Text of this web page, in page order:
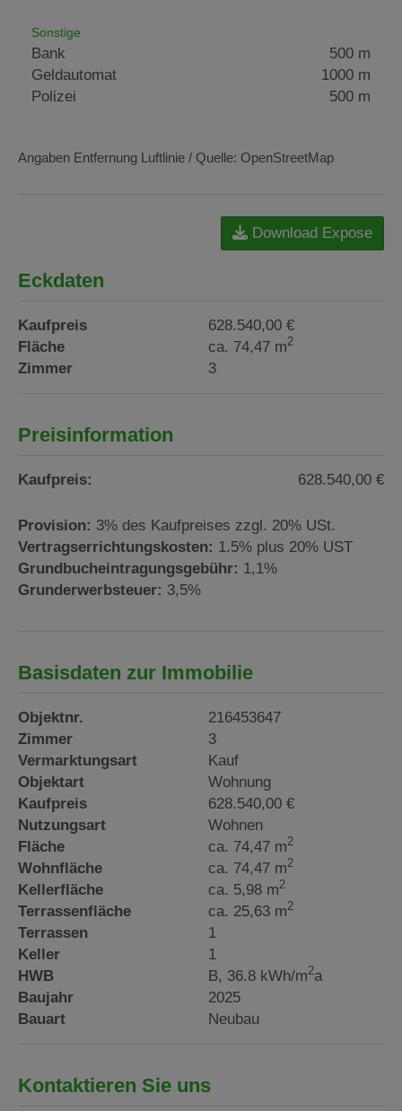
Sonstige
Bank
500 m
Geldautomat
1000 m
Polizei
500 m
Angaben Entfernung Luftlinie / Quelle: OpenStreetMap
Download Expose
Eckdaten
Kaufpreis
628.540,00 €
Fläche
ca. 74,47 m2
Zimmer 3
Preisinformation
Kaufpreis: 628.540,00 €
Provision: 3% des Kaufpreises zzgl. 20% USt.
Vertragserrichtungskosten: 1.5% plus 20% UST
Grundbucheintragungsgebühr: 1,1%
Grunderwerbsteuer: 3,5%
Basisdaten zur Immobilie
Objektnr.
216453647
Zimmer
3
Vermarktungsart
Kauf
Objektart
Wohnung
Kaufpreis
628.540,00 €
Nutzungsart
Wohnen
Fläche
ca. 74,47 m2
Wohnfläche ca. 74,47 m2
Kellerfläche ca. 5,98 m2
Terrassenfläche ca. 25,63 m2
Terrassen
1
Keller
1
HWB
B, 36.8 kWh/m2a
Baujahr
2025
Bauart
Neubau
Kontaktieren Sie uns